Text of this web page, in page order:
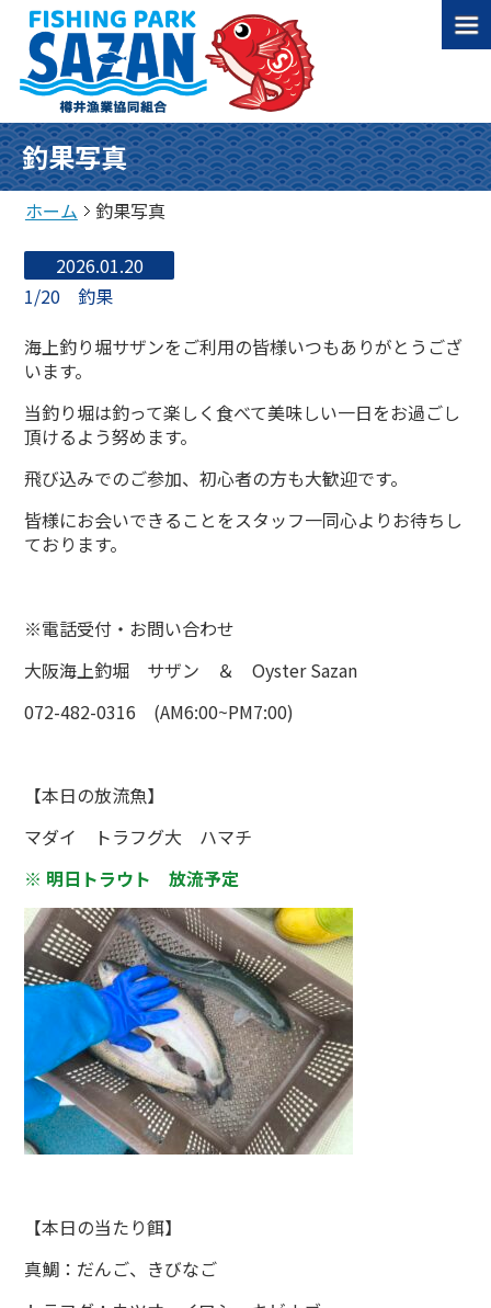
釣果写真
ホーム 釣果写真
2026.01.20
1/20 釣果
海上釣り堀サザンをご利用の皆様いつもありがとうござ
います。
当釣り堀は釣って楽しく食べて美味しい一日をお過ごし
頂けるよう努めます。
飛び込みでのご参加、初心者の方も大歓迎です。
皆様にお会いできることをスタッフ一同心よりお待ちし
ております。
※電話受付・お問い合わせ
大阪海上釣堀 サザン ＆ Oyster Sazan
072-482-0316 (AM6:00~PM7:00)
【本日の放流魚】
マダイ トラフグ大 ハマチ
※ 明日トラウト 放流予定
【本日の当たり餌】
真鯛：だんご、きびなご